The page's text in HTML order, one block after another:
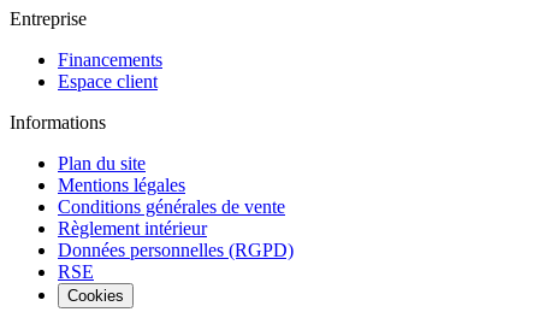
Entreprise
Financements
Espace client
Informations
Plan du site
Mentions légales
Conditions générales de vente
Règlement intérieur
Données personnelles (RGPD)
RSE
Cookies